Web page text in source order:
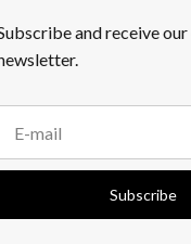
and receive
Subscribe